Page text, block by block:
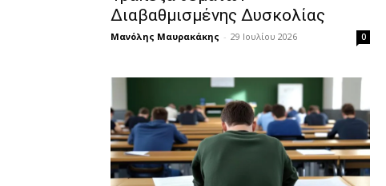
Διαβαθμισμένης Δυσκολίας
Μανόλης Μαυρακάκης - 29 Ιουλίου 2026 0